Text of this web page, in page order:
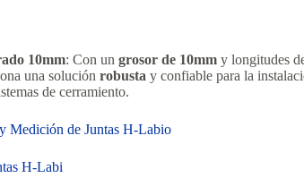
10mm: Con un grosor de 10mmy longitudes
una solución robusta y confiable para la
de cerramiento.
Medición de Juntas H-Labio
H-Labi